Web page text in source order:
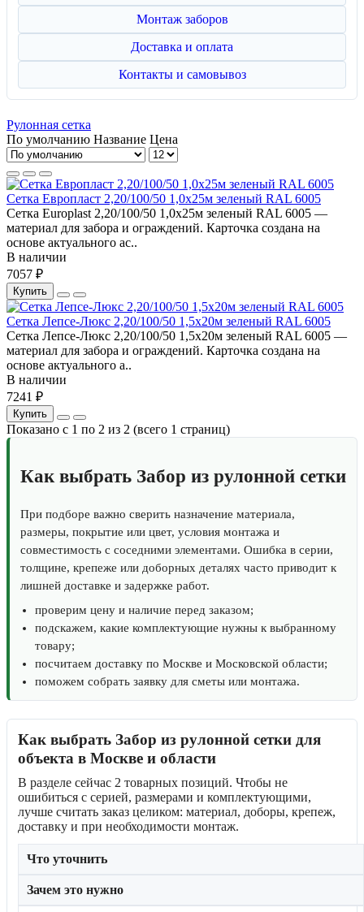
Монтаж заборов
Доставка и оплата
Контакты и самовывоз
Рулонная сетка
По умолчанию Название Цена
Сетка Европласт 2,20/100/50 1,0х25м зеленый RAL 6005
Сетка Europlast 2,20/100/50 1,0х25м зеленый RAL 6005 —
материал для забора и ограждений. Карточка создана на
основе актуального ас..
В наличии
7057 ₽
Купить
Сетка Лепсе-Люкс 2,20/100/50 1,5х20м зеленый RAL 6005
Сетка Лепсе-Люкс 2,20/100/50 1,5х20м зеленый RAL 6005 —
материал для забора и ограждений. Карточка создана на
основе актуального а..
В наличии
7241 ₽
Купить
Показано с 1 по 2 из 2 (всего 1 страниц)
Как выбрать Забор из рулонной сетки
При подборе важно сверить назначение материала,
размеры, покрытие или цвет, условия монтажа и
совместимость с соседними элементами. Ошибка в серии,
толщине, крепеже или доборных деталях часто приводит к
лишней доставке и задержке работ.
проверим цену и наличие перед заказом;
подскажем, какие комплектующие нужны к выбранному
товару;
посчитаем доставку по Москве и Московской области;
поможем собрать заявку для сметы или монтажа.
Как выбрать Забор из рулонной сетки для
объекта в Москве и области
В разделе сейчас 2 товарных позиций. Чтобы не
ошибиться с серией, размерами и комплектующими,
лучше считать заказ целиком: материал, доборы, крепеж,
доставку и при необходимости монтаж.
Что уточнить
Зачем это нужно